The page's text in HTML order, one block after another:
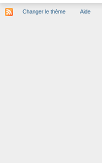
Changer le thème Aide